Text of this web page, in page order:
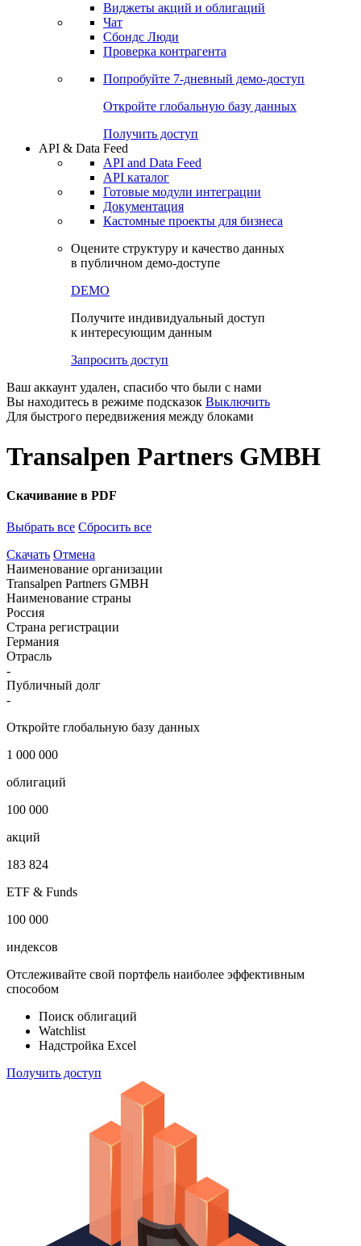
Виджеты акций и облигаций
Чат
Сбондс Люди
Проверка контрагента
Попробуйте 7-дневный демо-доступ
Откройте глобальную базу данных
Получить доступ
API & Data Feed
API and Data Feed
API каталог
Готовые модули интеграции
Документация
Кастомные проекты для бизнеса
Оцените структуру и качество данных
в публичном демо-доступе
DEMO
Получите индивидуальный доступ
к интересующим данным
Запросить доступ
Ваш аккаунт удален, спасибо что были с нами
Вы находитесь в режиме подсказок Выключить
Для быстрого передвижения между блоками
Transalpen Partners GMBH
Скачивание в PDF
Выбрать все Сбросить все
Скачать Отмена
Наименование организации
Transalpen Partners GMBH
Наименование страны
Россия
Страна регистрации
Германия
Отрасль
-
Публичный долг
-
Откройте глобальную базу данных
1 000 000
облигаций
100 000
акций
183 824
ETF & Funds
100 000
индексов
Отслеживайте свой портфель наиболее эффективным
способом
Поиск облигаций
Watchlist
Надстройка Excel
Получить доступ